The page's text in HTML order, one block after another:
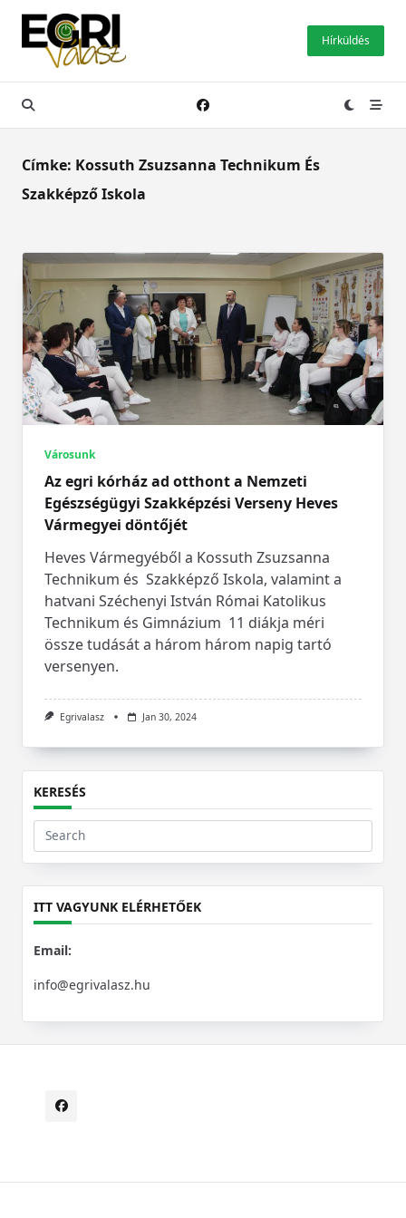
Skip
content
Hírküldés
Címke: Kossuth Zsuzsanna Technikum És
Szakképző Iskola
Városunk
Az egri kórház ad otthont a Nemzeti
Egészségügyi Szakképzési Verseny Heves
Vármegyei döntőjét
Heves Vármegyéből a Kossuth Zsuzsanna
Technikum és Szakképző Iskola, valamint a
hatvani Széchenyi István Római Katolikus
Technikum és Gimnázium 11 diákja méri
össze tudását a három három napig tartó
versenyen.
Egrivalasz Jan 30, 2024
KERESÉS
Search
for:
ITT VAGYUNK ELÉRHETŐEK
Email:
info@egrivalasz.hu